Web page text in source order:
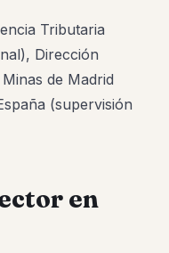
Tributaria
Dirección
de Madrid
(supervisión
en